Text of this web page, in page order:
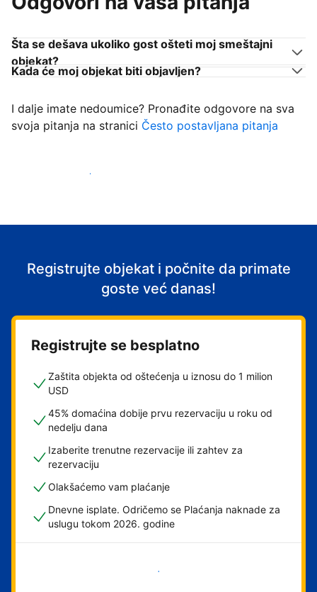
Šta se dešava ukoliko gost ošteti moj smeštajni
objekat?
Kada će moj objekat biti objavljen?
I dalje imate nedoumice? Pronađite odgovore na sva
svoja pitanja na stranici Često postavljana pitanja
Počnite da primate goste
Registrujte objekat i počnite da primate
goste već danas!
Registrujte se besplatno
Zaštita objekta od oštećenja u iznosu do 1 milion
USD
45% domaćina dobije prvu rezervaciju u roku od
nedelju dana
Izaberite trenutne rezervacije ili zahtev za
rezervaciju
Olakšaćemo vam plaćanje
Dnevne isplate. Odričemo se Plaćanja naknade za
uslugu tokom 2026. godine
Počnite odmah